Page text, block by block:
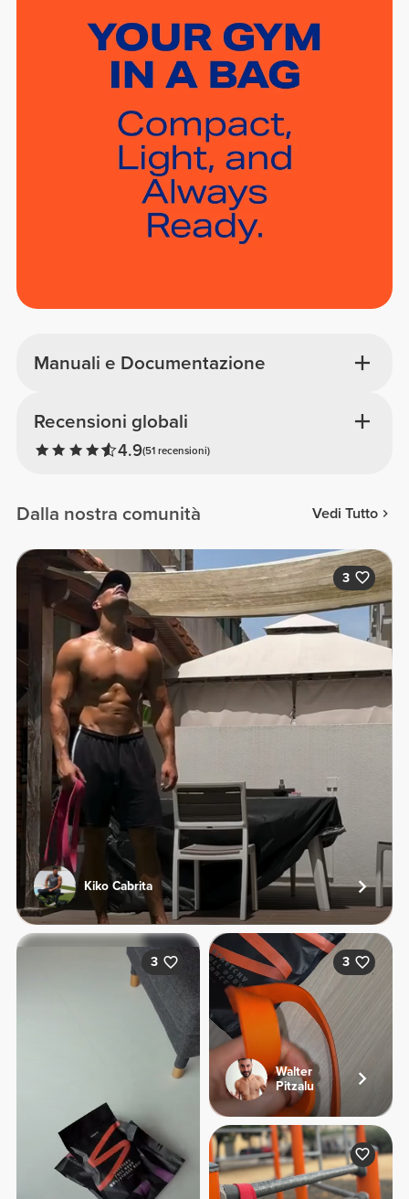
Manuali e Documentazione
Recensioni globali
4.9(51 recensioni)
Dalla nostra comunità Vedi Tutto
3
Kiko Cabrita
3 3
Walter
Pitzalu